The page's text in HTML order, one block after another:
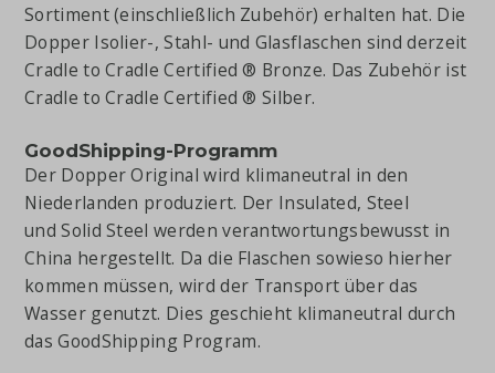
Sortiment (einschließlich Zubehör) erhalten hat. Die
Dopper Isolier-, Stahl- und Glasflaschen sind derzeit
Cradle to Cradle Certified ® Bronze. Das Zubehör ist
Cradle to Cradle Certified ® Silber.
GoodShipping-Programm
Der Dopper Original wird klimaneutral in den
Niederlanden produziert. Der Insulated, Steel
und Solid Steel werden verantwortungsbewusst in
China hergestellt. Da die Flaschen sowieso hierher
kommen müssen, wird der Transport über das
Wasser genutzt. Dies geschieht klimaneutral durch
das GoodShipping Program.